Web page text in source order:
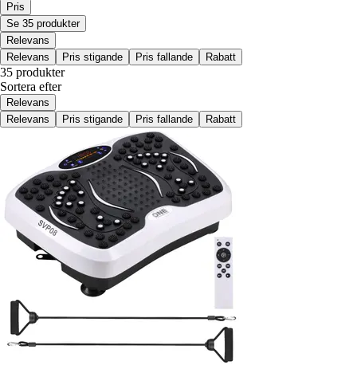
Pris
Se 35 produkter
Relevans
Relevans
Pris stigande Pris fallande Rabatt
35 produkter
Sortera efter
Relevans
Relevans
Pris stigande Pris fallande Rabatt